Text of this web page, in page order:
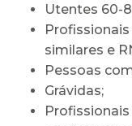
Utentes 60-
similares e
Pessoas
Grávidas;